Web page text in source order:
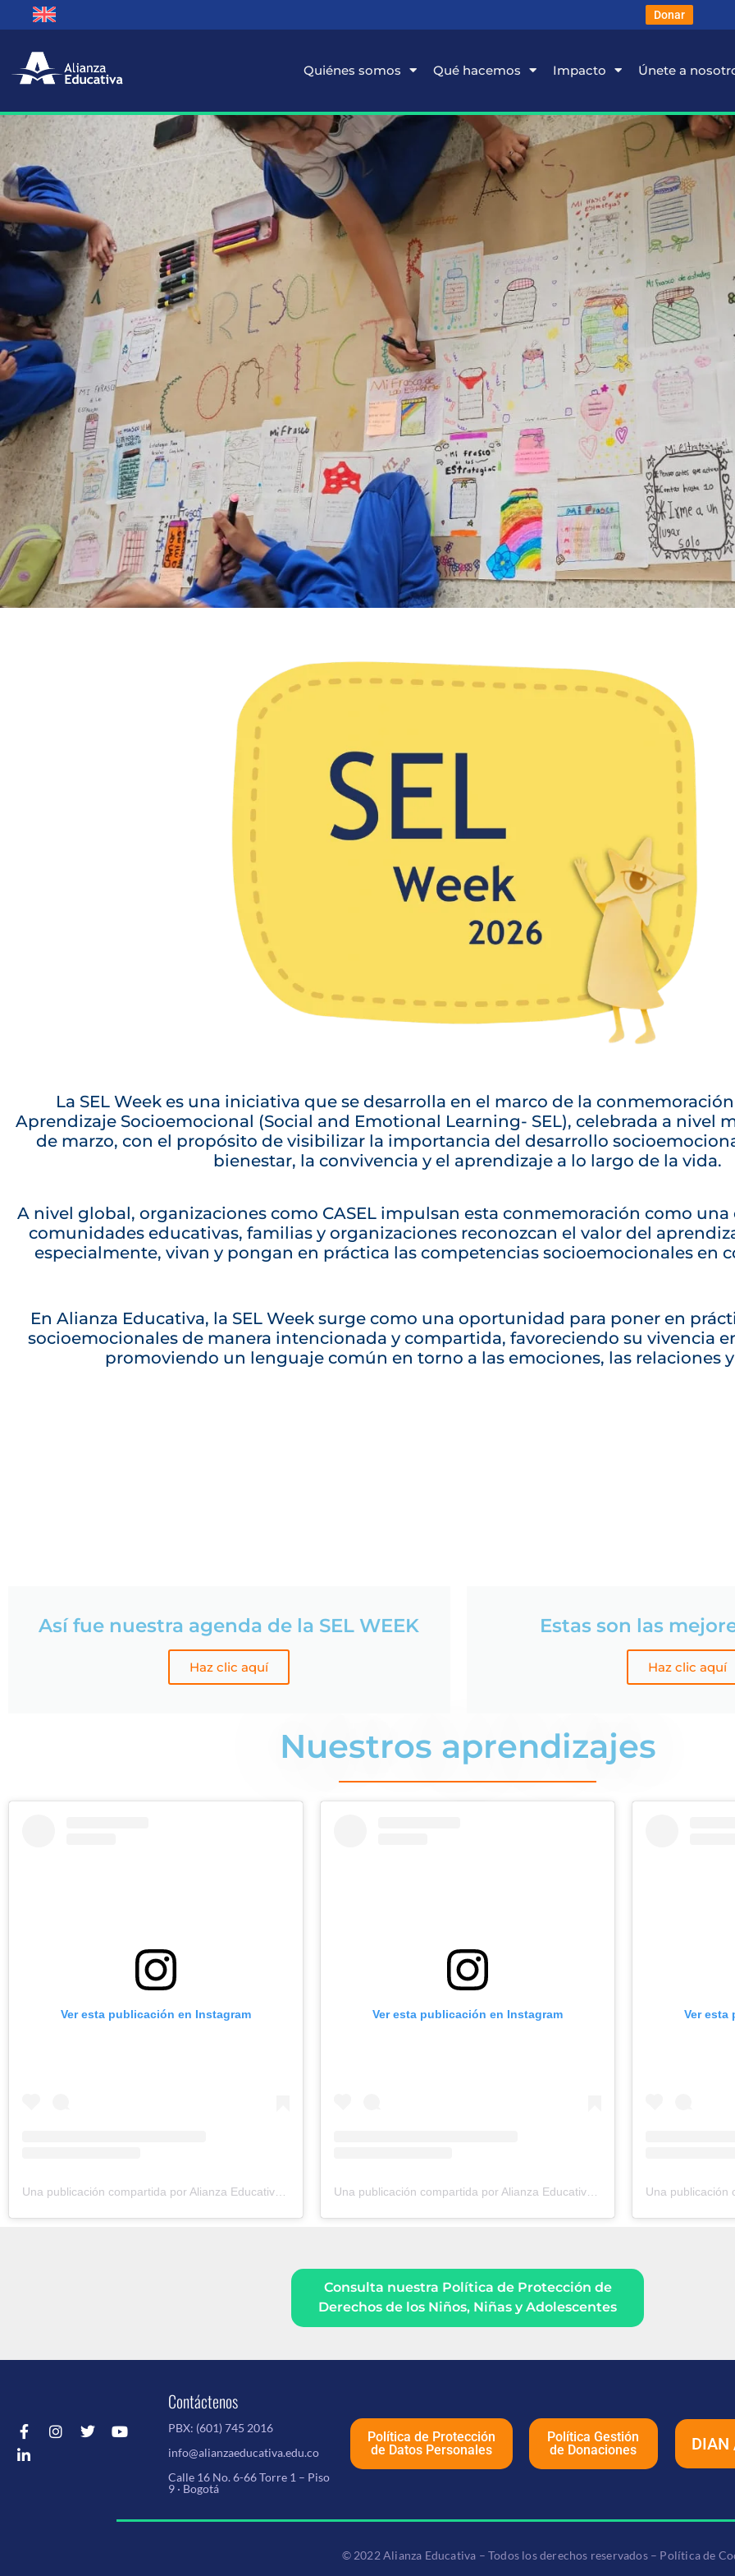
Donar
Quiénes somos Qué hacemos Impacto Únete a
La SEL Week es una iniciativa que se desarrolla en el marco de la
Aprendizaje Socioemocional (Social and Emotional Learning- SEL), celebrada a nivel
de marzo, con el propósito de visibilizar la importancia del desarrollo
bienestar, la convivencia y el aprendizaje a lo largo de la vida.
A nivel global, organizaciones como CASEL impulsan esta conmemoración como
comunidades educativas, familias y organizaciones reconozcan el valor del
especialmente, vivan y pongan en práctica las competencias socioemocionales en
En Alianza Educativa, la SEL Week surge como una oportunidad para poner en
socioemocionales de manera intencionada y compartida, favoreciendo su vivencia
promoviendo un lenguaje común en torno a las emociones, las relaciones
Así fue nuestra agenda de la SEL WEEK
Haz clic aquí
Estas son las
Haz clic aquí
Nuestros aprendizajes
Ver esta publicación en Instagram Ver esta publicación en Instagram
Una publicación compartida por Alianza Educativa | ¡Que TODOS los estudiantes aprendan! (@alianzaeducativa)
Ver esta
Consulta nuestra Política de Protección de
Derechos de los Niños, Niñas y Adolescentes
Contáctenos
PBX: (601) 745 2016
info@alianzaeducativa.edu.co
Calle 16 No. 6-66 Torre 1 – Piso
9 · Bogotá
Política de Protección
de Datos Personales
Política Gestión
de Donaciones
DIAN
© 2022 Alianza Educativa – Todos los derechos reservados – Política de